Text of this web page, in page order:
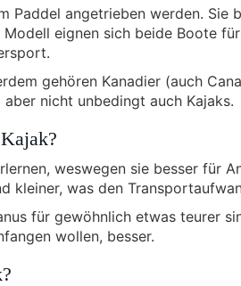
Paddel angetrieben werden. Sie
eignen sich beide Boote
gehören Kanadier (auch
nicht unbedingt auch Kajaks.
weswegen sie besser für
kleiner, was den
für gewöhnlich etwas teurer
wollen, besser.